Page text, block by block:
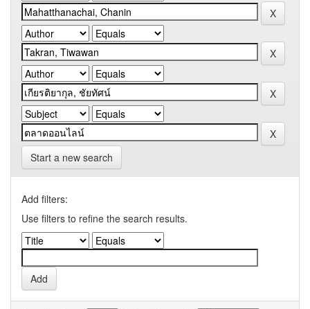
Start a new search
Add filters:
Use filters to refine the search results.